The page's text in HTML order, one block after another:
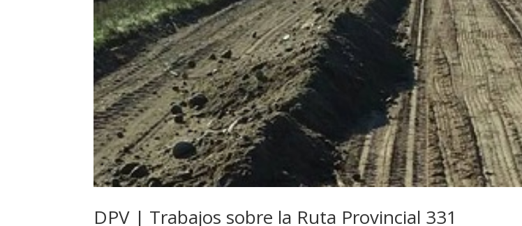
DPV | Trabajos sobre la Ruta Provincial 331